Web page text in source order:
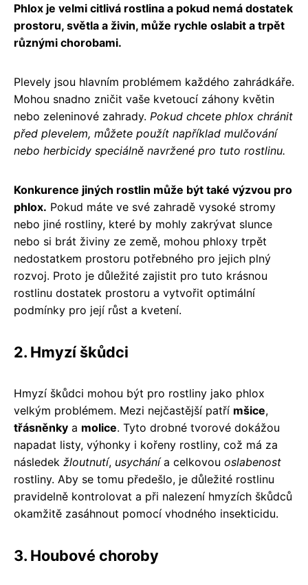
Phlox je velmi citlivá rostlina a pokud nemá dostatek
prostoru, světla a živin, může rychle oslabit a trpět
různými chorobami.
Plevely jsou hlavním problémem každého zahrádkáře.
Mohou snadno zničit vaše kvetoucí záhony květin
nebo zeleninové zahrady. Pokud chcete phlox chránit
před plevelem, můžete použít například mulčování
nebo herbicidy speciálně navržené pro tuto rostlinu.
Konkurence jiných rostlin může být také výzvou pro
phlox. Pokud máte ve své zahradě vysoké stromy
nebo jiné rostliny, které by mohly zakrývat slunce
nebo si brát živiny ze země, mohou phloxy trpět
nedostatkem prostoru potřebného pro jejich plný
rozvoj. Proto je důležité zajistit pro tuto krásnou
rostlinu dostatek prostoru a vytvořit optimální
podmínky pro její růst a kvetení.
2. Hmyzí škůdci
Hmyzí škůdci mohou být pro rostliny jako phlox
velkým problémem. Mezi nejčastější patří mšice,
třásněnky a molice. Tyto drobné tvorové dokážou
napadat listy, výhonky i kořeny rostliny, což má za
následek žloutnutí, usychánía celkovou oslabenost
rostliny. Aby se tomu předešlo, je důležité rostlinu
pravidelně kontrolovat a při nalezení hmyzích škůdců
okamžitě zasáhnout pomocí vhodného insekticidu.
3. Houbové choroby